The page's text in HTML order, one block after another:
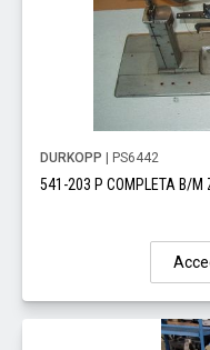
DURKOPP | PS6442
541-203 P COMPLETA B/M